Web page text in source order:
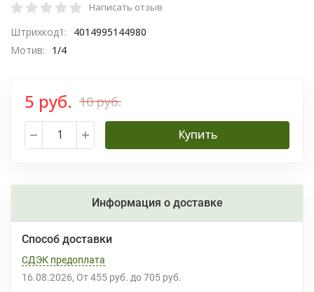
Написать отзыв
Штрихкод1:
4014995144980
Мотив:
1/4
5 руб. 10 руб.
Купить
Информация о доставке
Способ доставки
СДЭК предоплата
16.08.2026 От 455 руб. до 705 руб.